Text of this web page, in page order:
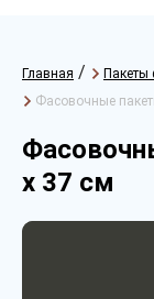
Главная /
Фасовочные
х 37 см